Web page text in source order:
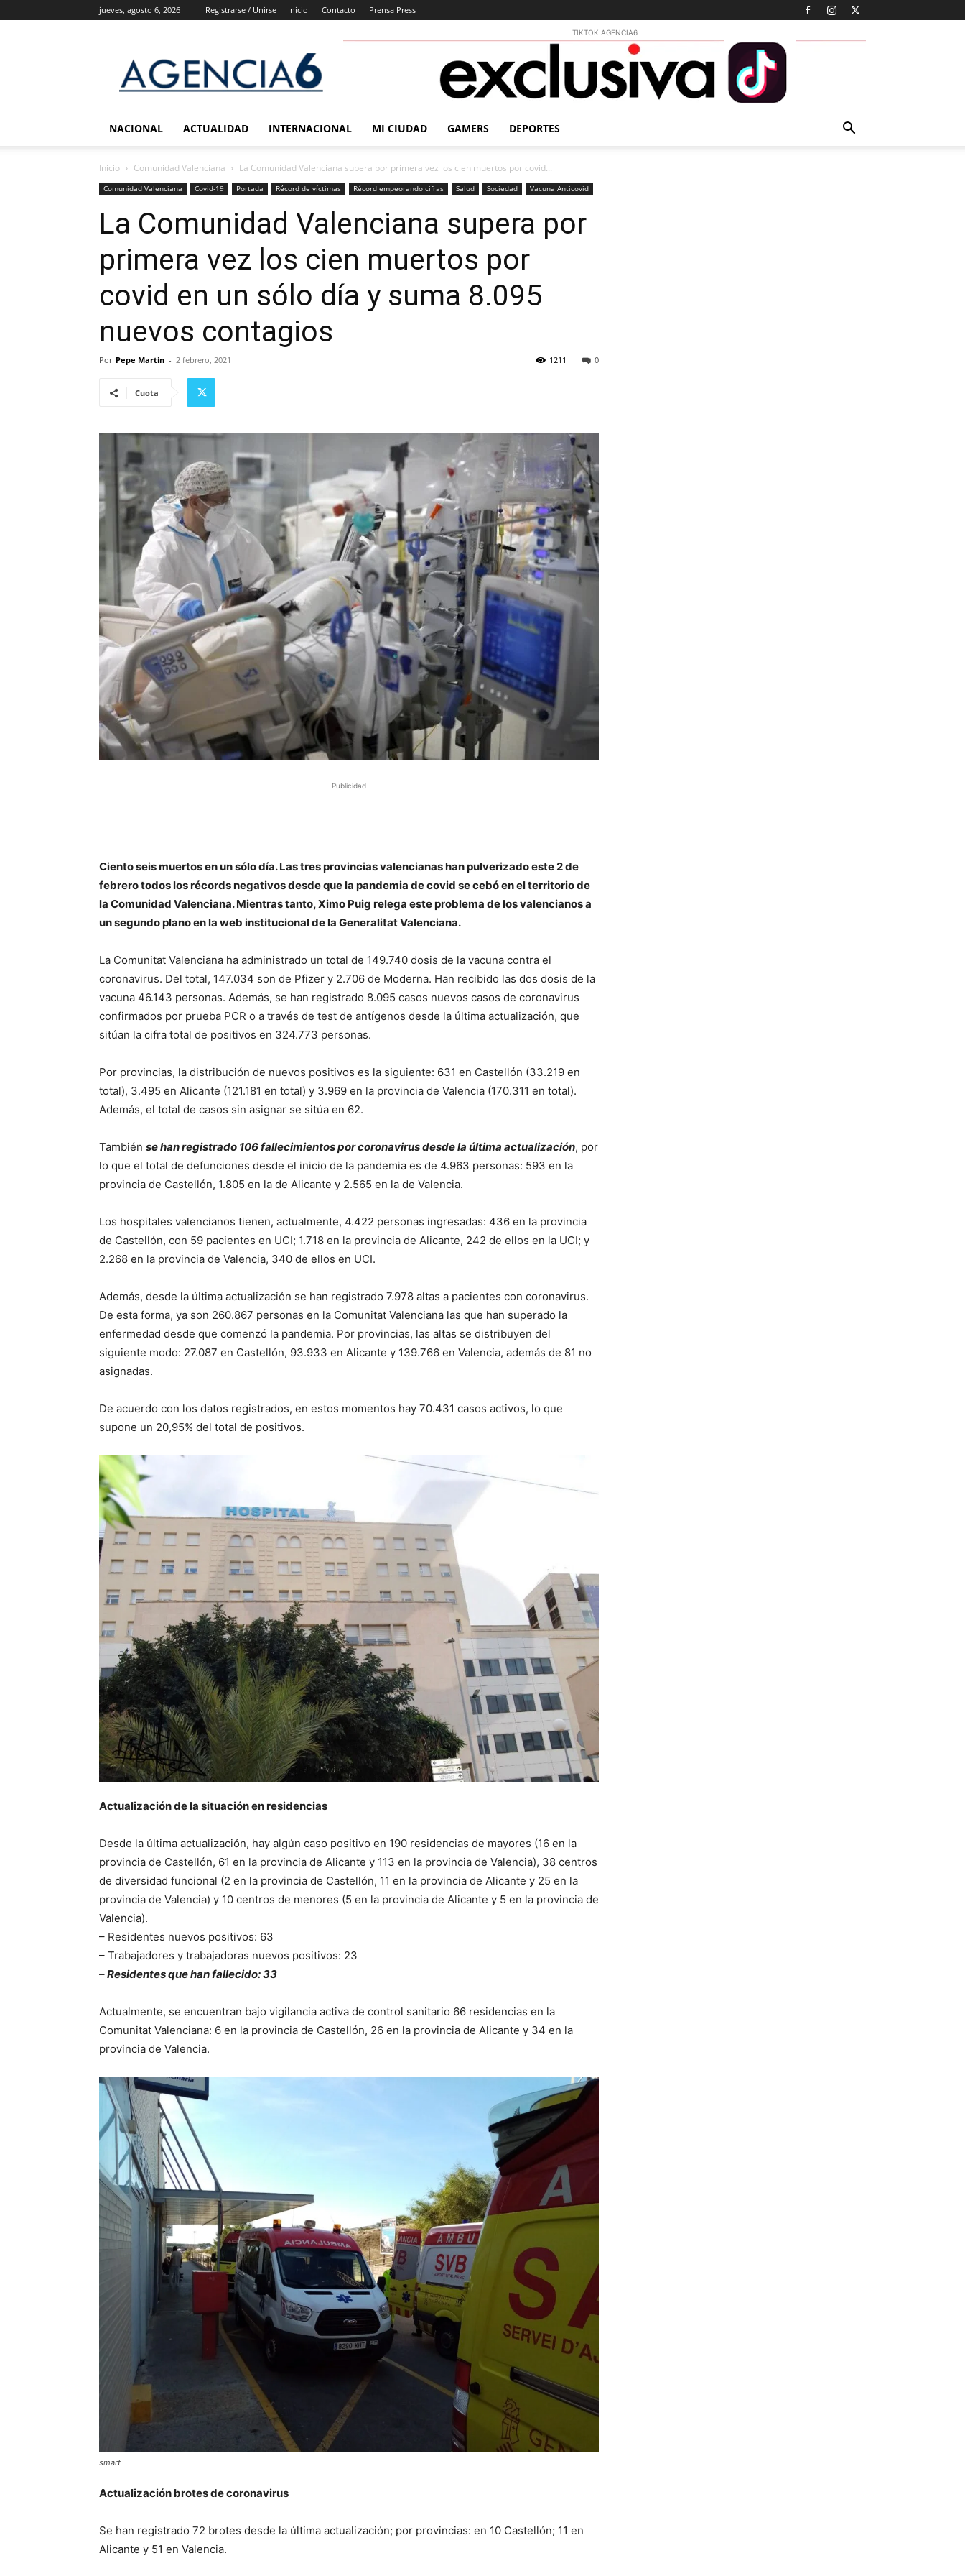
jueves, agosto 6, 2026 Registrarse / Unirse Inicio Contacto Prensa Press
6
Noticias
TIKTOK AGENCIA6
NACIONAL ACTUALIDAD INTERNACIONAL MI CIUDAD GAMERS DEPORTES
Inicio Comunidad Valenciana La Comunidad Valenciana supera por primera vez los cien muertos por covid...
Comunidad Valenciana Covid-19 Portada Récord de víctimas Récord empeorando cifras Salud Sociedad Vacuna Anticovid
La Comunidad Valenciana supera por
primera vez los cien muertos por
covid en un sólo día y suma 8.095
nuevos contagios
Por Pepe Martin - 2 febrero, 2021 0
1211
Cuota
Publicidad
Ciento seis muertos en un sólo día. Las tres provincias valencianas han pulverizado este 2 de
febrero todos los récords negativos desde que la pandemia de covid se cebó en el territorio de
la Comunidad Valenciana. Mientras tanto, Ximo Puig relega este problema de los valencianos a
un segundo plano en la web institucional de la Generalitat Valenciana.
La Comunitat Valenciana ha administrado un total de 149.740 dosis de la vacuna contra el
coronavirus. Del total, 147.034 son de Pfizer y 2.706 de Moderna. Han recibido las dos dosis de la
vacuna 46.143 personas. Además, se han registrado 8.095 casos nuevos casos de coronavirus
confirmados por prueba PCR o a través de test de antígenos desde la última actualización, que
sitúan la cifra total de positivos en 324.773 personas.
Por provincias, la distribución de nuevos positivos es la siguiente: 631 en Castellón (33.219 en
total), 3.495 en Alicante (121.181 en total) y 3.969 en la provincia de Valencia (170.311 en total).
Además, el total de casos sin asignar se sitúa en 62.
También se han registrado 106 fallecimientos por coronavirus desde la última actualización, por
lo que el total de defunciones desde el inicio de la pandemia es de 4.963 personas: 593 en la
provincia de Castellón, 1.805 en la de Alicante y 2.565 en la de Valencia.
Los hospitales valencianos tienen, actualmente, 4.422 personas ingresadas: 436 en la provincia
de Castellón, con 59 pacientes en UCI; 1.718 en la provincia de Alicante, 242 de ellos en la UCI; y
2.268 en la provincia de Valencia, 340 de ellos en UCI.
Además, desde la última actualización se han registrado 7.978 altas a pacientes con coronavirus.
De esta forma, ya son 260.867 personas en la Comunitat Valenciana las que han superado la
enfermedad desde que comenzó la pandemia. Por provincias, las altas se distribuyen del
siguiente modo: 27.087 en Castellón, 93.933 en Alicante y 139.766 en Valencia, además de 81 no
asignadas.
De acuerdo con los datos registrados, en estos momentos hay 70.431 casos activos, lo que
supone un 20,95% del total de positivos.
Actualización de la situación en residencias
Desde la última actualización, hay algún caso positivo en 190 residencias de mayores (16 en la
provincia de Castellón, 61 en la provincia de Alicante y 113 en la provincia de Valencia), 38 centros
de diversidad funcional (2 en la provincia de Castellón, 11 en la provincia de Alicante y 25 en la
provincia de Valencia) y 10 centros de menores (5 en la provincia de Alicante y 5 en la provincia de
Valencia).
– Residentes nuevos positivos: 63
– Trabajadores y trabajadoras nuevos positivos: 23
–Residentes que han fallecido: 33
Actualmente, se encuentran bajo vigilancia activa de control sanitario 66 residencias en la
Comunitat Valenciana: 6 en la provincia de Castellón, 26 en la provincia de Alicante y 34 en la
provincia de Valencia.
smart
Actualización brotes de coronavirus
Se han registrado 72 brotes desde la última actualización; por provincias: en 10 Castellón; 11 en
Alicante y 51 en Valencia.